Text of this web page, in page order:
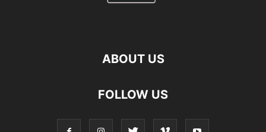
ABOUT US
FOLLOW US